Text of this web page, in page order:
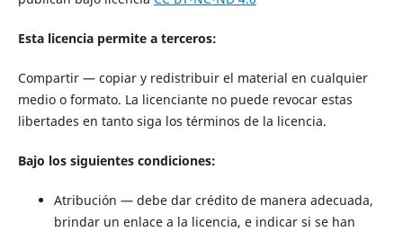
Esta licencia permite a terceros:
Compartir — copiar y redistribuir el material en cualquier
medio o formato. La licenciante no puede revocar estas
libertades en tanto siga los términos de la licencia.
Bajo los siguientes condiciones:
Atribución — debe dar crédito de manera adecuada,
brindar un enlace a la licencia, e indicar si se han